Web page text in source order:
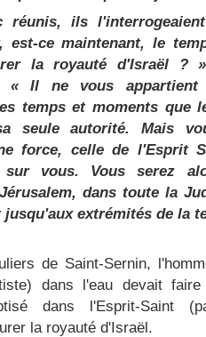
réunis, ils
est-ce maintenant, le
la royauté d'Israël ?
« Il ne vous appartient
temps et moments que
seule autorité. Mais
force, celle de l'Esprit
sur vous. Vous serez
dans toute la
jusqu'aux extrémités de la
de Saint-Sernin,
dans l'eau devait
dans l'Esprit-Saint
la royauté d'Israël.